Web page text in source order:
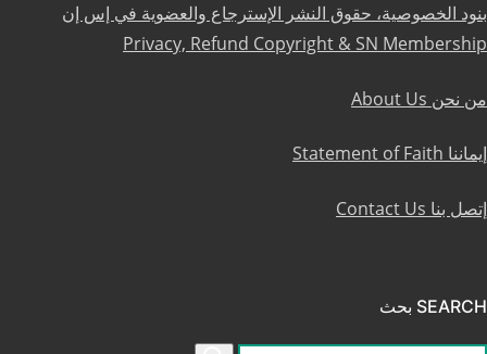
بنود الخصوصية، حقوق النشر الإسترجاع والعضوية في إس إن
Privacy, Refund Copyright & SN Membership
من نحن About Us
إيماننا Statement of Faith
إتصل بنا Contact Us
SEARCH بحث